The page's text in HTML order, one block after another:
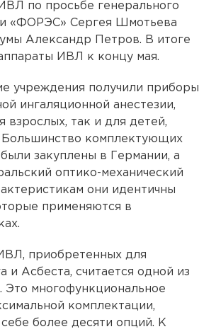
по просьбе генерального
«ФОРЭС» Сергея Шмотьева
Александр Петров. В итоге
ИВЛ к концу мая.
учреждения получили приборы
ингаляционной анестезии,
взрослых, так и для детей,
комплектующих
закуплены в Германии, а
оптико-механический
они идентичны
применяются в
приобретенных для
и Асбеста, считается одной из
Это многофункциональное
комплектации,
более десяти опций. К